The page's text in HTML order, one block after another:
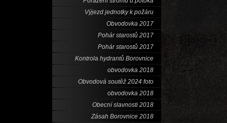
Výjezd jednotky k požáru
Obvodovka 2017
Pohár starostů 2017
Pohár starostů 2017
Kontrola hydrantů Borovnice
obvodovka 2018
Obvodová soutěž 2024 foto
obvodovka 2018
Obecní slavnosti 2018
Zásah Borovnice 2018